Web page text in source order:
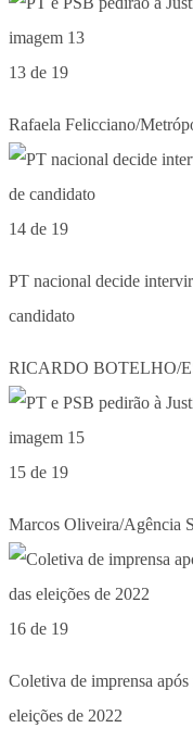
13 de 19
Rafaela Felicciano/
14 de 19
PT nacional decide
candidato
RICARDO BOTELHO/
15 de 19
Marcos Oliveira/Agência
16 de 19
Coletiva de imprensa
eleições de 2022